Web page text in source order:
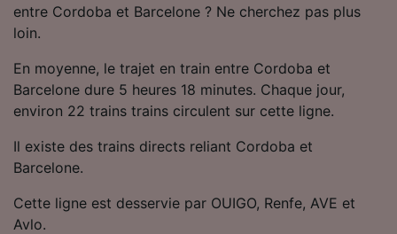
entre Cordoba et Barcelone ? Ne cherchez pas plus
loin.
En moyenne, le trajet en train entre Cordoba et
Barcelone dure 5 heures 18 minutes. Chaque jour,
environ 22 trains trains circulent sur cette ligne.
Il existe des trains directs reliant Cordoba et
Barcelone.
Cette ligne est desservie par OUIGO, Renfe, AVE et
Avlo.
Utiliser des données de géolocalisation
l’identification. Stocker et/ou accéder à des
informations sur un appareil. Publicités et
contenu personnalisés, mesure de
performance des publicités et du contenu,
études d’audience et développement de
services.